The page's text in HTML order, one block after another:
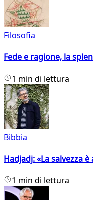
Filosofia
Fede e ragione, la
1 min di lettura
Bibbia
Hadjadj: «La salvezza
1 min di lettura